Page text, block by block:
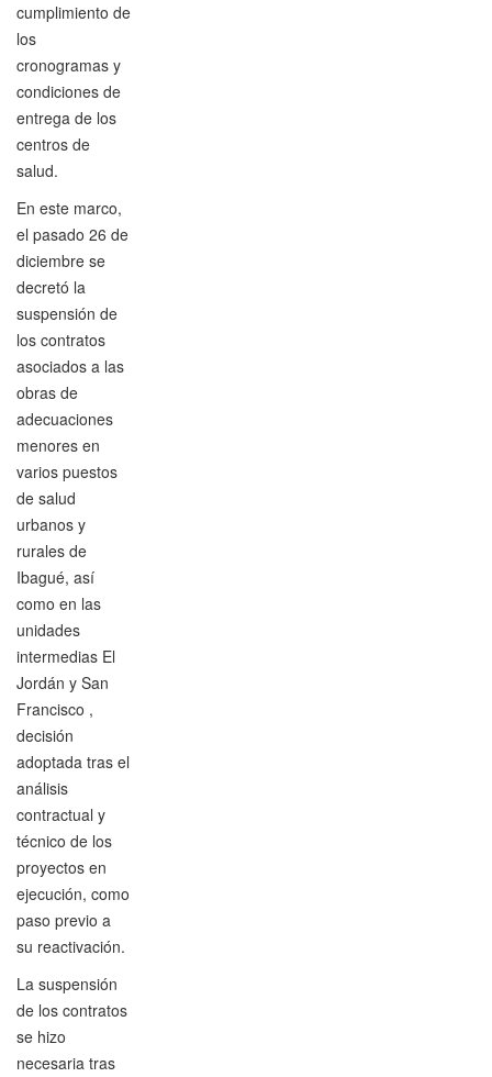
cumplimiento de
los
cronogramas y
condiciones de
entrega de los
centros de
salud.
En este marco,
el pasado 26 de
diciembre se
decretó la
suspensión de
los contratos
asociados a las
obras de
adecuaciones
menores en
varios puestos
de salud
urbanos y
rurales de
Ibagué, así
como en las
unidades
intermedias El
Jordán y San
Francisco ,
decisión
adoptada tras el
análisis
contractual y
técnico de los
proyectos en
ejecución, como
paso previo a
su reactivación.
La suspensión
de los contratos
se hizo
necesaria tras